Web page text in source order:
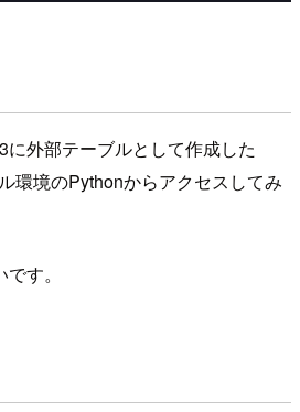
外部テーブルとして作成した
環境のPythonからアクセスしてみ
す。